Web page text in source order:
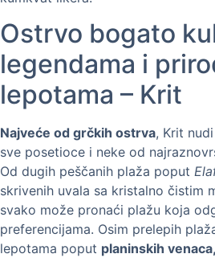
Ostrvo bogato
legendama i
lepotama – Krit
Najveće od grčkih ostrva, Krit
sve posetioce i neke od
Od dugih peščanih plaža poput
skrivenih uvala sa kristalno čistim
svako može pronaći plažu koja
preferencijama. Osim prelepih
lepotama poput planinskih